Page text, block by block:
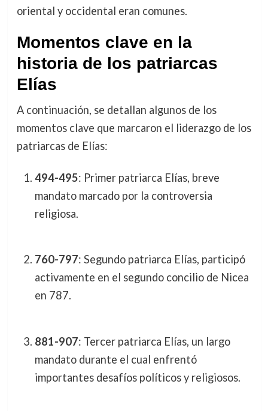
oriental y occidental eran comunes.
Momentos clave en la
historia de los patriarcas
Elías
A continuación, se detallan algunos de los
momentos clave que marcaron el liderazgo de los
patriarcas de Elías:
494-495: Primer patriarca Elías, breve
mandato marcado por la controversia
religiosa.
760-797: Segundo patriarca Elías, participó
activamente en el segundo concilio de Nicea
en 787.
881-907: Tercer patriarca Elías, un largo
mandato durante el cual enfrentó
importantes desafíos políticos y religiosos.